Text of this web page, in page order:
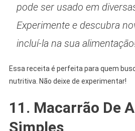
pode ser usado em
Experimente e descubra
incluí-la na sua
Essa receita é perfeita para quem
nutritiva. Não deixe de experimentar!
11. Macarrão De
Simples